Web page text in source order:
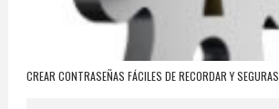
CREAR CONTRASEÑAS FÁCILES DE RECORDAR Y SEGURAS